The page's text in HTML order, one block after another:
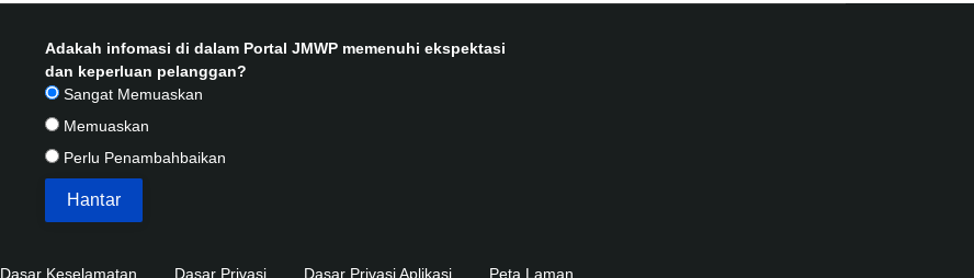
Adakah infomasi di dalam Portal JMWP memenuhi ekspektasi
dan keperluan pelanggan?
Sangat Memuaskan
Memuaskan
Perlu Penambahbaikan
Dasar Keselamatan Dasar Privasi Dasar Privasi Aplikasi Peta Laman